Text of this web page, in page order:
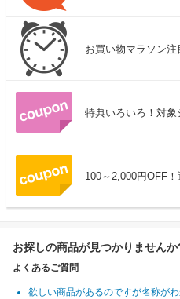
お買い物マラソン
特典いろいろ！対
100～2,000円OFF
お探しの商品が見つかりませんか
よくあるご質問
欲しい商品があるのですが名称が